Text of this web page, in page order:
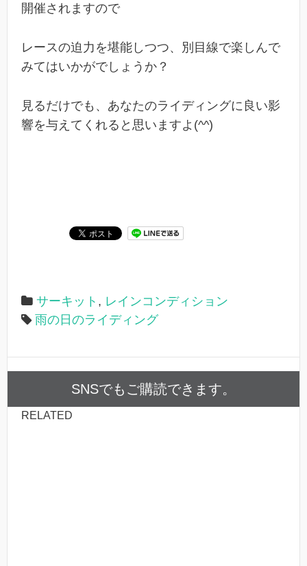
開催されますので
レースの迫力を堪能しつつ、別目線で楽しんで
みてはいかがでしょうか？
見るだけでも、あなたのライディングに良い影
響を与えてくれると思いますよ(^^)
サーキット , レインコンディション
雨の日のライディング
SNSでもご購読できます。
RELATED